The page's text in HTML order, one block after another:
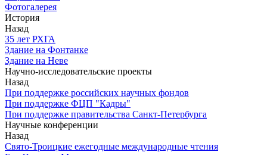
Фотогалерея
История
Назад
З5 лет РХГА
Здание на Фонтанке
Здание на Неве
Научно-исследовательские проекты
Назад
При поддержке российских научных фондов
При поддержке ФЦП "Кадры"
При поддержке правительства Санкт-Петербурга
Научные конференции
Назад
Свято-Троицкие ежегодные международные чтения